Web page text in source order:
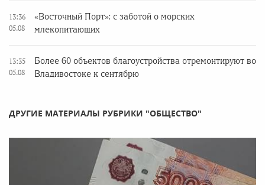
13:36
05.08
«Восточный Порт»: с заботой о морских
млекопитающих
13:35
05.08
Более 60 объектов благоустройства отремонтируют во
Владивостоке к сентябрю
ДРУГИЕ МАТЕРИАЛЫ РУБРИКИ "ОБЩЕСТВО"